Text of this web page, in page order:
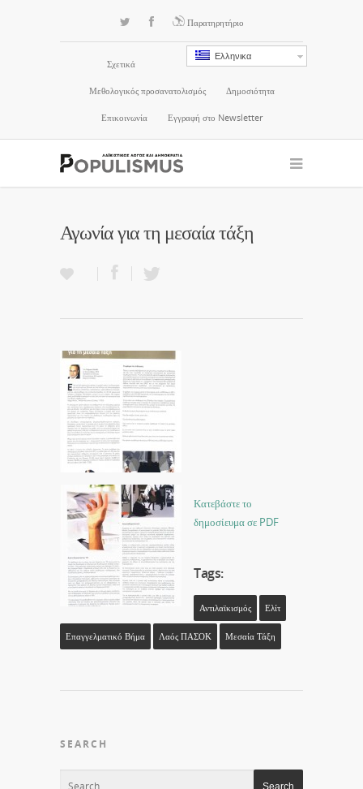
Παρατηρητήριο
Ελληνικα
Σχετικά
Μεθολογικός προσανατολισμός Δημοσιότητα
Επικοινωνία Εγγραφή στο Newsletter
Αγωνία για τη μεσαία τάξη
Κατεβάστε το
δημοσίευμα σε PDF
Tags:
Αντιλαϊκισμός Ελίτ
Επαγγελματικό Βήμα Λαός ΠΑΣΟΚ Μεσαία Τάξη
SEARCH